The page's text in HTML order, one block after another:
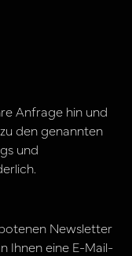
Anfrage hin und
zu den genannten
und
Newsletter
Ihnen eine E-Mail-